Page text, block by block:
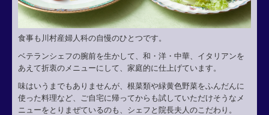
食事も川村産婦人科の自慢のひとつです。
ベテランシェフの腕前を生かして、和・洋・中華、イタリアンを
あえて折衷のメニューにして、家庭的に仕上げています。
味はいうまでもありませんが、根菜類や緑黄色野菜をふんだんに
使った料理など、ご自宅に帰ってからも試していただけそうなメ
ニューをとりまぜているのも、シェフと院長夫人のこだわり。